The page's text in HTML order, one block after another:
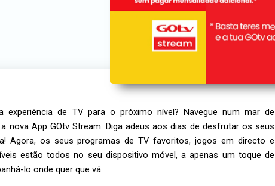
experiência de TV para o próximo nível? Navegue num mar de
nova App GOtv Stream. Diga adeus aos dias de desfrutar os seus
Agora, os seus programas de TV favoritos, jogos em directo e
estão todos no seu dispositivo móvel, a apenas um toque de
lo onde quer que vá.